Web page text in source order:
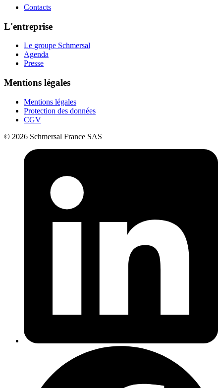
Contacts
L'entreprise
Le groupe Schmersal
Agenda
Presse
Mentions légales
Mentions légales
Protection des données
CGV
© 2026 Schmersal France SAS